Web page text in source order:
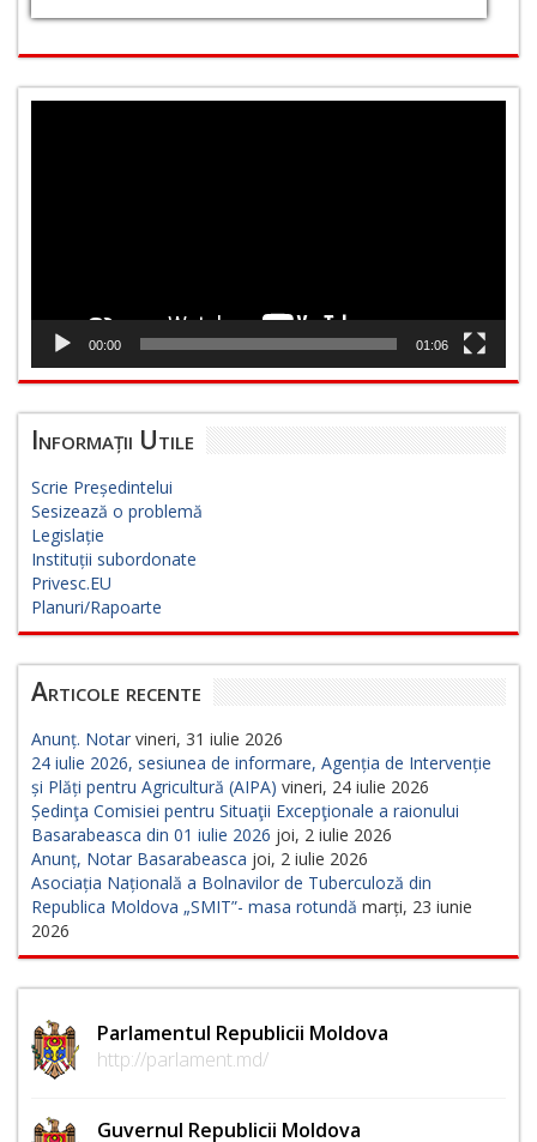
00:00 01:06
Informații Utile
Scrie Președintelui
Sesizează o problemă
Legislație
Instituții subordonate
Privesc.EU
Planuri/Rapoarte
Articole recente
Anunț. Notar vineri, 31 iulie 2026
24 iulie 2026, sesiunea de informare, Agenția de Intervenție
și Plăți pentru Agricultură (AIPA) vineri, 24 iulie 2026
Ședinţa Comisiei pentru Situaţii Excepţionale a raionului
Basarabeasca din 01 iulie 2026 joi, 2 iulie 2026
Anunț, Notar Basarabeasca joi, 2 iulie 2026
Asociația Națională a Bolnavilor de Tuberculoză din
Republica Moldova „SMIT”- masa rotundă marți, 23 iunie
2026
Parlamentul Republicii Moldova
http://parlament.md/
Guvernul Republicii Moldova